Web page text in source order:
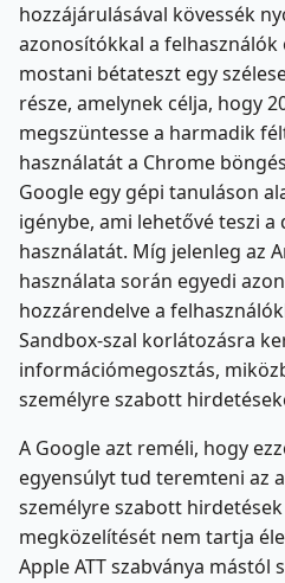
hozzájárulásával kövessék
azonosítókkal a felhasználók
mostani bétateszt egy
része, amelynek célja, hogy
megszüntesse a harmadik
használatát a Chrome
Google egy gépi tanuláson
igénybe, ami lehetővé teszi
használatát. Míg jelenleg az
használata során egyedi
hozzárendelve a
Sandbox-szal korlátozásra
információmegosztás,
személyre szabott
A Google azt reméli, hogy
egyensúlyt tud teremteni az
személyre szabott
megközelítését nem tartja
Apple ATT szabványa mástól